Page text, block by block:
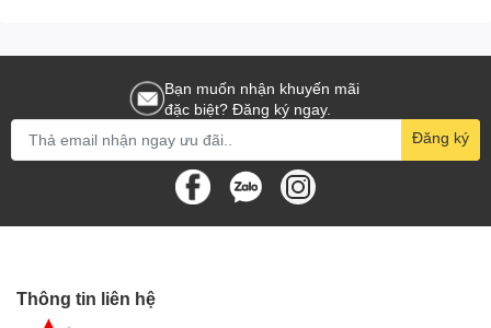
- Tư vấn, lắp đặt Thiết bị vệ sinh phòng tắm.
TRUY CẬP WEBSITE Sieuthidoluong.vn - Tham quan
mua sắm – GIÁ ƯU ĐÃI
-Chúng tôi chuyên cung cấp Thiết bị đo các loại như:
: Đồng hồ vạn năng, ampe kìm,
đồng hồ đo tụ điện, đồng hồ đo thứ tự pha, đồng hồ
Thiết bị đo kiểm tra bình ắc quy
Bạn muốn nhận khuyến mãi
đặc biệt? Đăng ký ngay.
Đăng ký
Thông tin liên hệ